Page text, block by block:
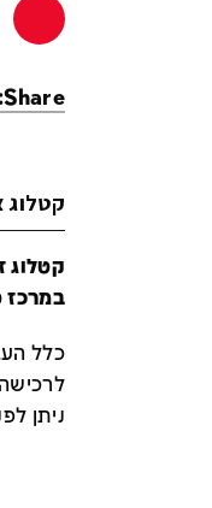
Share:
קטלוג
במרכז
כלל
לרכישה
ניתן